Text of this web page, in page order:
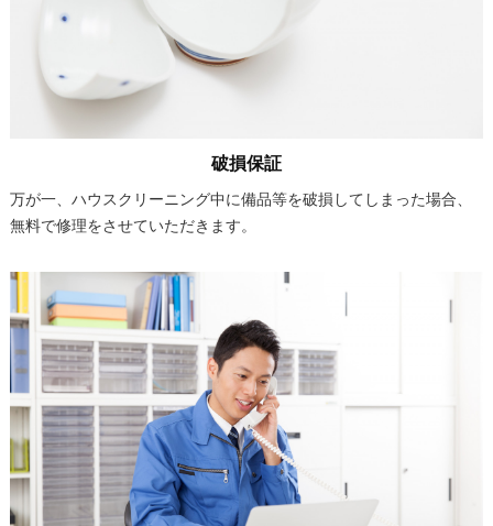
破損保証
万が一、ハウスクリーニング中に備品等を破損してしまった場合、
無料で修理をさせていただきます。